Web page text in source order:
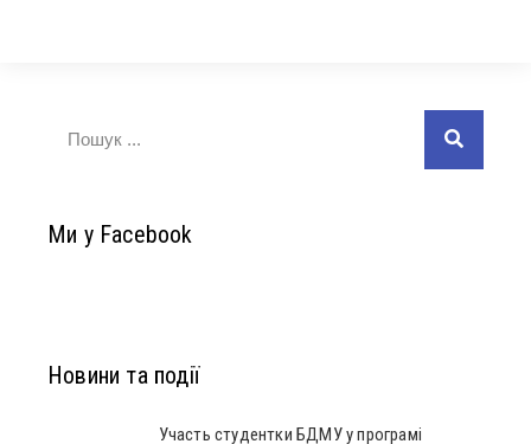
Ми у Facebook
Новини та події
Участь студентки БДМУ у програмі